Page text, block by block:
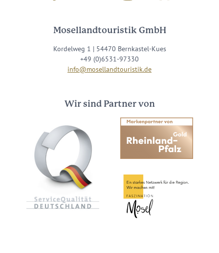
Mosellandtouristik GmbH
Kordelweg 1 | 54470 Bernkastel-Kues
+49 (0)6531-97330
info@mosellandtouristik.de
Wir sind Partner von